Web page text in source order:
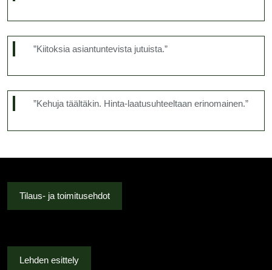
”Kiitoksia asiantuntevista jutuista.”
”Kehuja täältäkin. Hinta-laatusuhteeltaan erinomainen.”
Tilaus- ja toimitusehdot
Lehden esittely